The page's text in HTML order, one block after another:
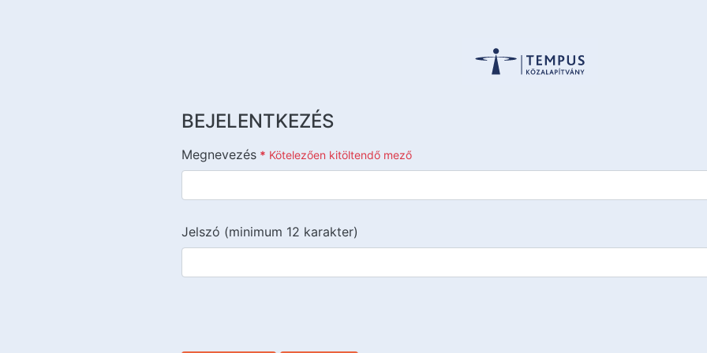
BEJELENTKEZÉS
Megnevezés * Kötelezően kitöltendő mező
Jelszó (minimum 12 karakter)